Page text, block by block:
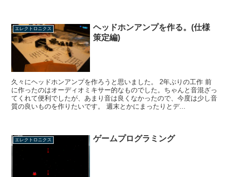
エレクトロニクス
ヘッドホンアンプを作る。(仕様
策定編)
久々にヘッドホンアンプを作ろうと思いました。 2年ぶりの工作 前
に作ったのはオーディオミキサー的なものでした。ちゃんと音混ざっ
てくれて便利でしたが、あまり音は良くなかったので、今度は少し音
質の良いものを作りたいです。 週末とかにまったりとデ...
エレクトロニクス ゲームプログラミング